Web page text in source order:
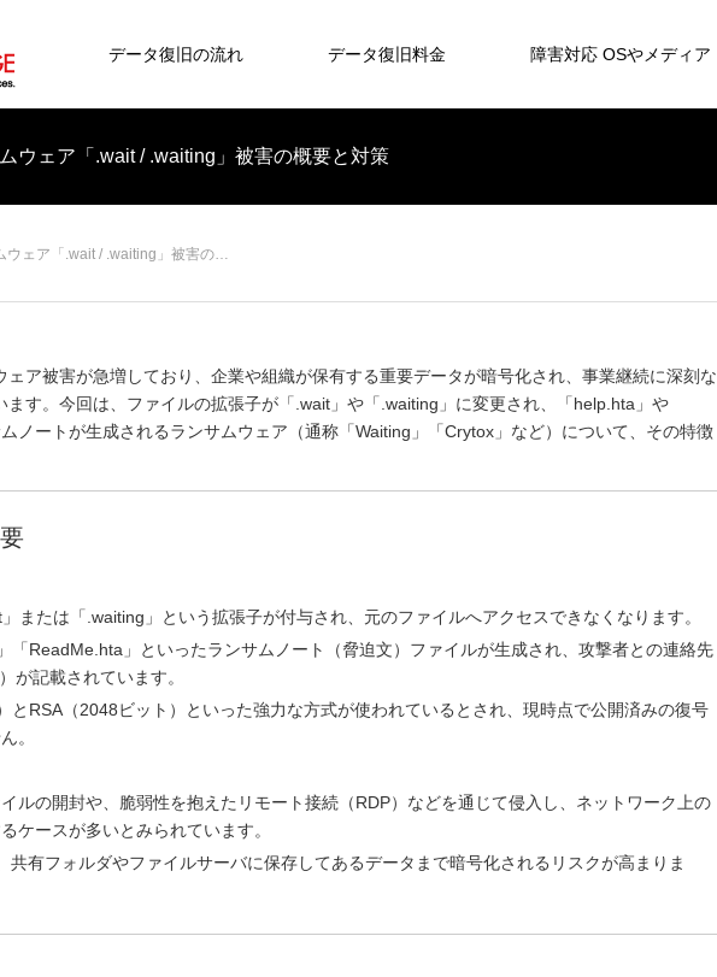
データ復旧の流れ データ復旧料金 障害対応 OSやメディア
ウェア「.wait / .waiting」被害の概要と対策
ウェア「.wait / .waiting」被害の…
ア被害が急増しており、企業や組織が保有する重要データが暗号化され、事業継続に深刻な
ます。今回は、ファイルの拡張子が「.wait」や「.waiting」に変更され、「help.hta」や
ノートが生成されるランサムウェア（通称「Waiting」「Crytox」など）について、その特徴
または「.waiting」という拡張子が付与され、元のファイルへアクセスできなくなります。
「ReadMe.hta」といったランサムノート（脅迫文）ファイルが生成され、攻撃者との連絡先
が記載されています。
とRSA（2048ビット）といった強力な方式が使われているとされ、現時点で公開済みの復号
。
ルの開封や、脆弱性を抱えたリモート接続（RDP）などを通じて侵入し、ネットワーク上の
ケースが多いとみられています。
共有フォルダやファイルサーバに保存してあるデータまで暗号化されるリスクが高まりま